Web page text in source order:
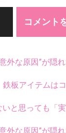
コメント
外な原因”が隠
板アイテムは
と思っても「
外な原因”が隠